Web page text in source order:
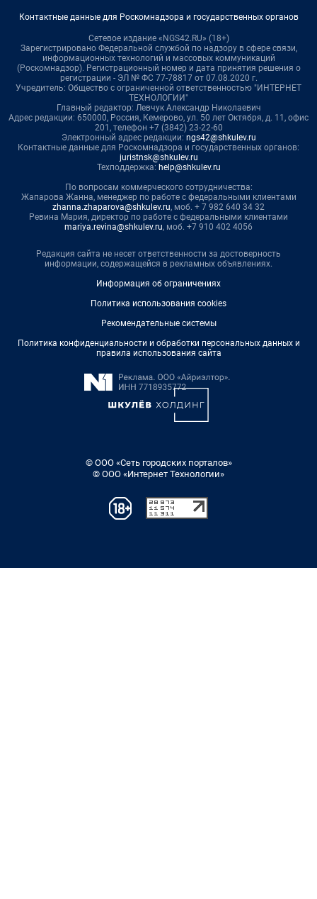
Контактные данные для Роскомнадзора и государственных органов
Сетевое издание «NGS42.RU» (18+)
Зарегистрировано Федеральной службой по надзору в сфере связи,
информационных технологий и массовых коммуникаций
(Роскомнадзор). Регистрационный номер и дата принятия решения о
регистрации - ЭЛ № ФС 77-78817 от 07.08.2020 г.
Учредитель: Общество с ограниченной ответственностью "ИНТЕРНЕТ
ТЕХНОЛОГИИ"
Главный редактор: Левчук Александр Николаевич
Адрес редакции: 650000, Россия, Кемерово, ул. 50 лет Октября, д. 11, офис
201, телефон +7 (3842) 23-22-60
Электронный адрес редакции: ngs42@shkulev.ru
Контактные данные для Роскомнадзора и государственных органов:
juristnsk@shkulev.ru
Техподдержка: help@shkulev.ru
По вопросам коммерческого сотрудничества:
Жапарова Жанна, менеджер по работе с федеральными клиентами
zhanna.zhaparova@shkulev.ru, моб. + 7 982 640 34 32
Ревина Мария, директор по работе с федеральными клиентами
mariya.revina@shkulev.ru, моб. +7 910 402 4056
Редакция сайта не несет ответственности за достоверность
информации, содержащейся в рекламных объявлениях.
Информация об ограничениях
Политика использования cookies
Рекомендательные системы
Политика конфиденциальности и обработки персональных данных и
правила использования сайта
© ООО «Сеть городских порталов»
© ООО «Интернет Технологии»